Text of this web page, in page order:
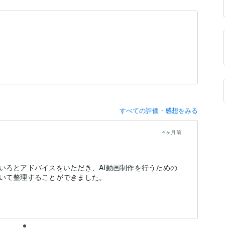
すべての評価・感想をみる
4ヶ月前
ろとアドバイスをいただき、AI動画制作を行うための
整理することができました。